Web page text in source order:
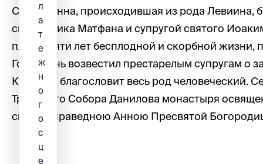
Святая Анна, происходившая из рода Левиина,
священника Матфана и супругой святого
пятидесяти лет бесплодной и скорбной жизни,
Господень возвестил престарелым супругам о
Которую благословит весь род человеческий.
Троицкого Собора Данилова монастыря
святою праведною Анною Пресвятой
л
а
т
е
ж
н
о
г
о
с
ц
е